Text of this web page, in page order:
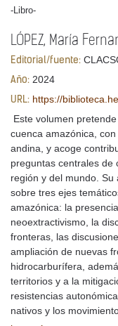
-Libro-
LÓPEZ, María
Editorial/fuente:
Año: 2024
URL: https://
Este volumen
cuenca amazónica,
andina, y acoge
preguntas centrales de
región y del mundo.
sobre tres ejes
amazónica: la
neoextractivismo, la
fronteras, las
ampliación de nuevas
hidrocarburífera,
territorios y a la
resistencias
nativos y los